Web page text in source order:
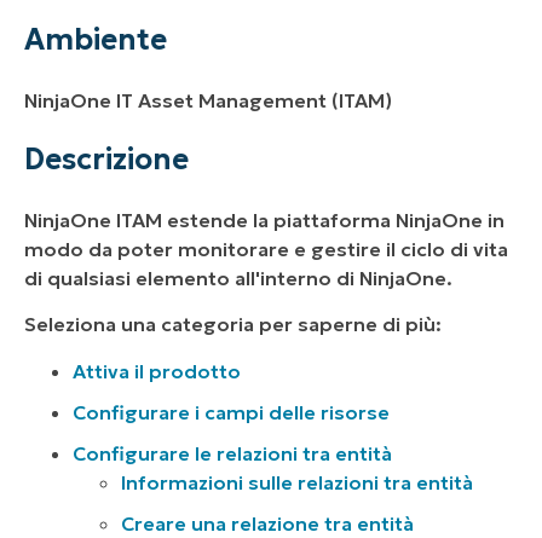
Ambiente
NinjaOne IT Asset Management (ITAM)
Descrizione
NinjaOne ITAM estende la piattaforma NinjaOne in
modo da poter monitorare e gestire il ciclo di vita
di qualsiasi elemento all'interno di NinjaOne.
Seleziona una categoria per saperne di più:
Attiva il prodotto
Configurare i campi delle risorse
Configurare le relazioni tra entità
Informazioni sulle relazioni tra entità
Creare una relazione tra entità